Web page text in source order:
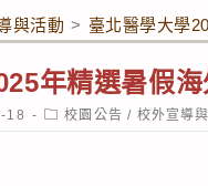
與活動 > 臺北醫學大學
年精選暑假海
18
Post
category:
校園公告 / 校外宣導